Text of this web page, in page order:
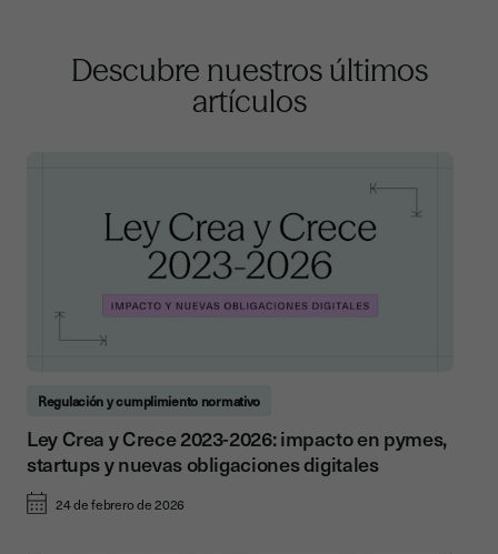
Descubre nuestros últimos
artículos
Regulación y cumplimiento normativo
Ley Crea y Crece 2023-2026: impacto en pymes,
startups y nuevas obligaciones digitales
24 de febrero de 2026